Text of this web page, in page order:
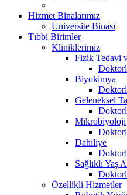
Hizmet Binalarımız
Üniversite Binası
Tıbbi Birimler
Kliniklerimiz
Fizik Tedavi
Biyokimya
Geleneksel
Mikrobiyoloji
Dahiliye
Sağlıklı
Özellikli Hizmetler